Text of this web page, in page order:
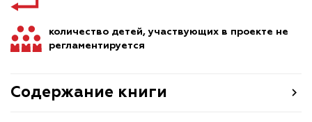
количество детей, участвующих в проекте не
регламентируется
Содержание книги